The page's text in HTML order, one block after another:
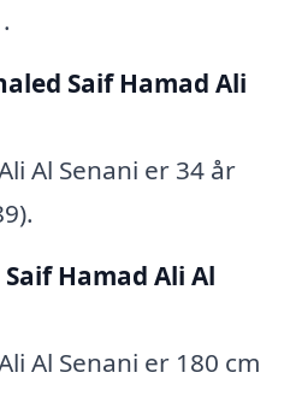
Saif Hamad Ali
Al Senani er 34 år
Hamad Ali Al
Al Senani er 180 cm